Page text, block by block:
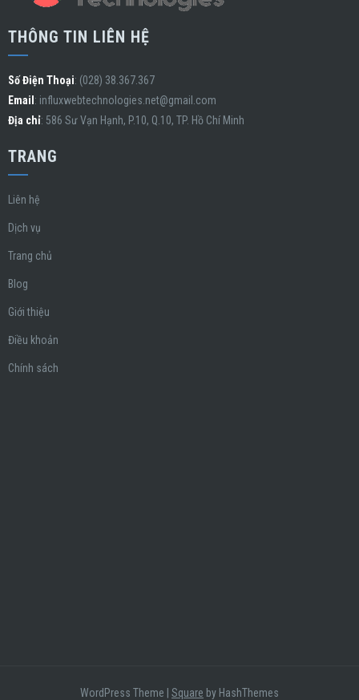
THÔNG TIN LIÊN HỆ
Số Điện Thoại: (028) 38.367.367
Email : influxwebtechnologies.net@gmail.com
Địa chỉ: 586 Sư Vạn Hạnh, P.10, Q.10, TP. Hồ Chí Minh
TRANG
Liên hệ
Dịch vụ
Trang chủ
Blog
Giới thiệu
Điều khoản
Chính sách
WordPress Theme Square by HashThemes